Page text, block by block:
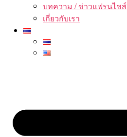
บทความ / ข่าวแฟรนไชส์
เกี่ยวกับเรา